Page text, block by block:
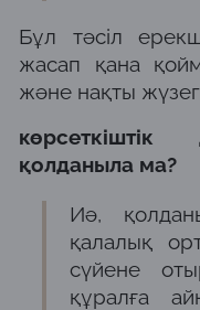
Бұл тәсіл
жасап қана
және нақты
көрсеткіштік
қолданыла ма?
Иә,
қалалық
сүйене
құралға